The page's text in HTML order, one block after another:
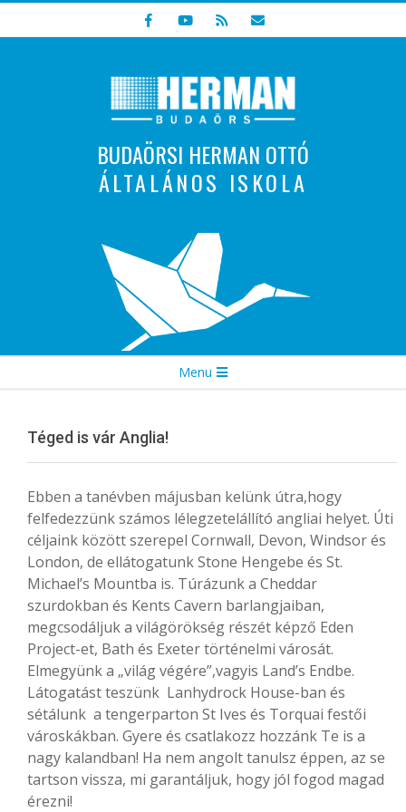
to
BUDAÖRSI HERMAN OTTÓ
ÁLTALÁNOS ISKOLA
Indulunk! Hamarosan újraindul oldalunk!
Menu
Téged is vár Anglia!
Ebben a tanévben májusban kelünk útra,hogy
felfedezzünk számos lélegzetelállító angliai helyet. Úti
céljaink között szerepel Cornwall, Devon, Windsor és
London, de ellátogatunk Stone Hengebe és St.
Michael’s Mountba is. Túrázunk a Cheddar
szurdokban és Kents Cavern barlangjaiban,
megcsodáljuk a világörökség részét képző Eden
Project-et, Bath és Exeter történelmi városát.
Elmegyünk a „világ végére”,vagyis Land’s Endbe.
Látogatást teszünk Lanhydrock House-ban és
sétálunk a tengerparton St Ives és Torquai festői
városkákban. Gyere és csatlakozz hozzánk Te is a
nagy kalandban! Ha nem angolt tanulsz éppen, az se
tartson vissza, mi garantáljuk, hogy jól fogod magad
érezni!